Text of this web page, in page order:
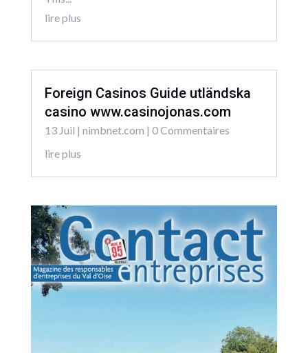
lire plus
Foreign Casinos Guide utländska
casino www.casinojonas.com
13 Juil | nimbnet.com | 0 Commentaires
lire plus